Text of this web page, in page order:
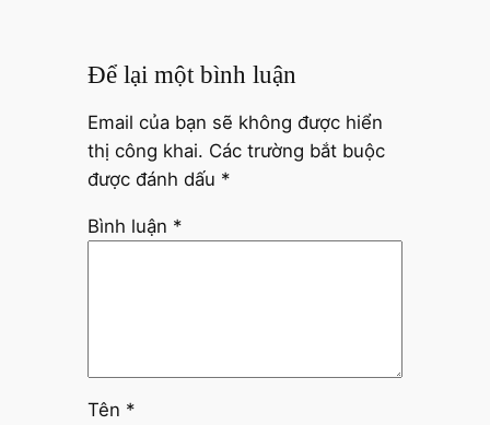
Để lại một bình luận
Email của bạn sẽ không được hiển
thị công khai. Các trường bắt buộc
được đánh dấu *
Bình luận *
Tên *